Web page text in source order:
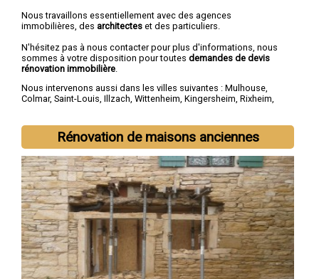
Nous travaillons essentiellement avec des agences
immobilières, des architectes et des particuliers.
N'hésitez pas à nous contacter pour plus d'informations, nous
sommes à votre disposition pour toutes demandes de devis
rénovation immobilière
Nous intervenons aussi dans les villes suivantes : Mulhouse,
Colmar, Saint-Louis, Illzach, Wittenheim, Kingersheim, Rixheim,
Rénovation de maisons anciennes